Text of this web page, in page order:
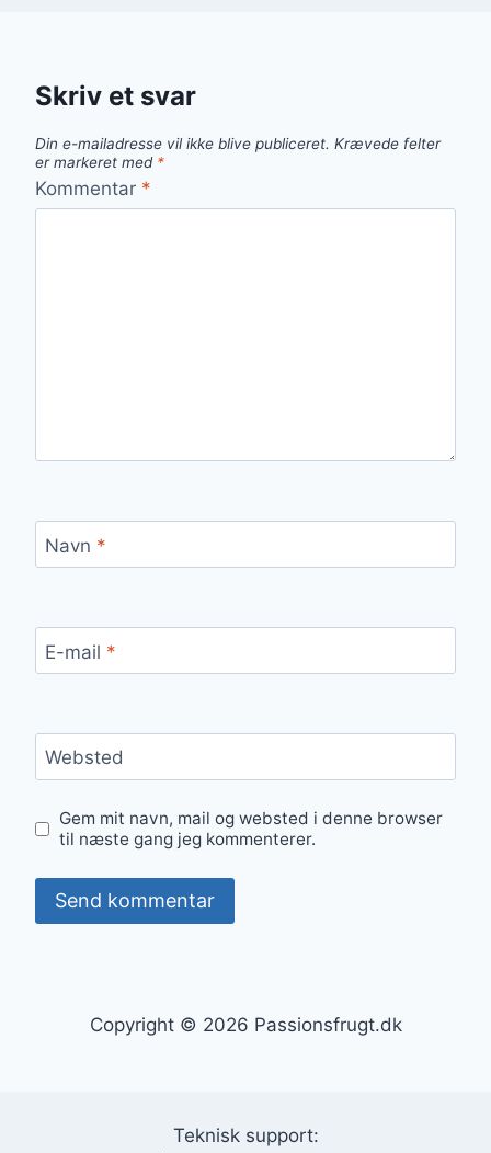
Skriv et svar
Din e-mailadresse vil ikke blive publiceret. Krævede felter
er markeret med *
Kommentar *
Navn *
E-mail *
Websted
Gem mit navn, mail og websted i denne browser
til næste gang jeg kommenterer.
Copyright © 2026 Passionsfrugt.dk
Teknisk support: